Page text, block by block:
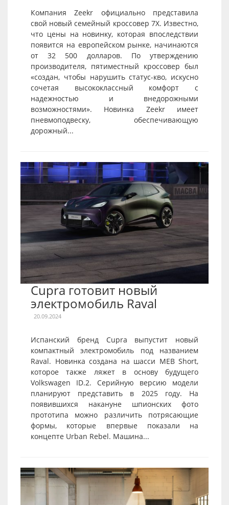
Компания Zeekr официально представила
свой новый семейный кроссовер 7X. Известно,
что цены на новинку, которая впоследствии
появится на европейском рынке, начинаются
от 32 500 долларов. По утверждению
производителя, пятиместный кроссовер был
«создан, чтобы нарушить статус-кво, искусно
сочетая высококлассный комфорт с
надежностью и внедорожными
возможностями». Новинка Zeekr имеет
пневмоподвеску, обеспечивающую
дорожный...
Cupra готовит новый
электромобиль Raval
20.09.2024
Испанский бренд Cupra выпустит новый
компактный электромобиль под названием
Raval. Новинка создана на шасси MEB Short,
которое также ляжет в основу будущего
Volkswagen ID.2. Серийную версию модели
планируют представить в 2025 году. На
появившихся накануне шпионских фото
прототипа можно различить потрясающие
формы, которые впервые показали на
концепте Urban Rebel. Машина...